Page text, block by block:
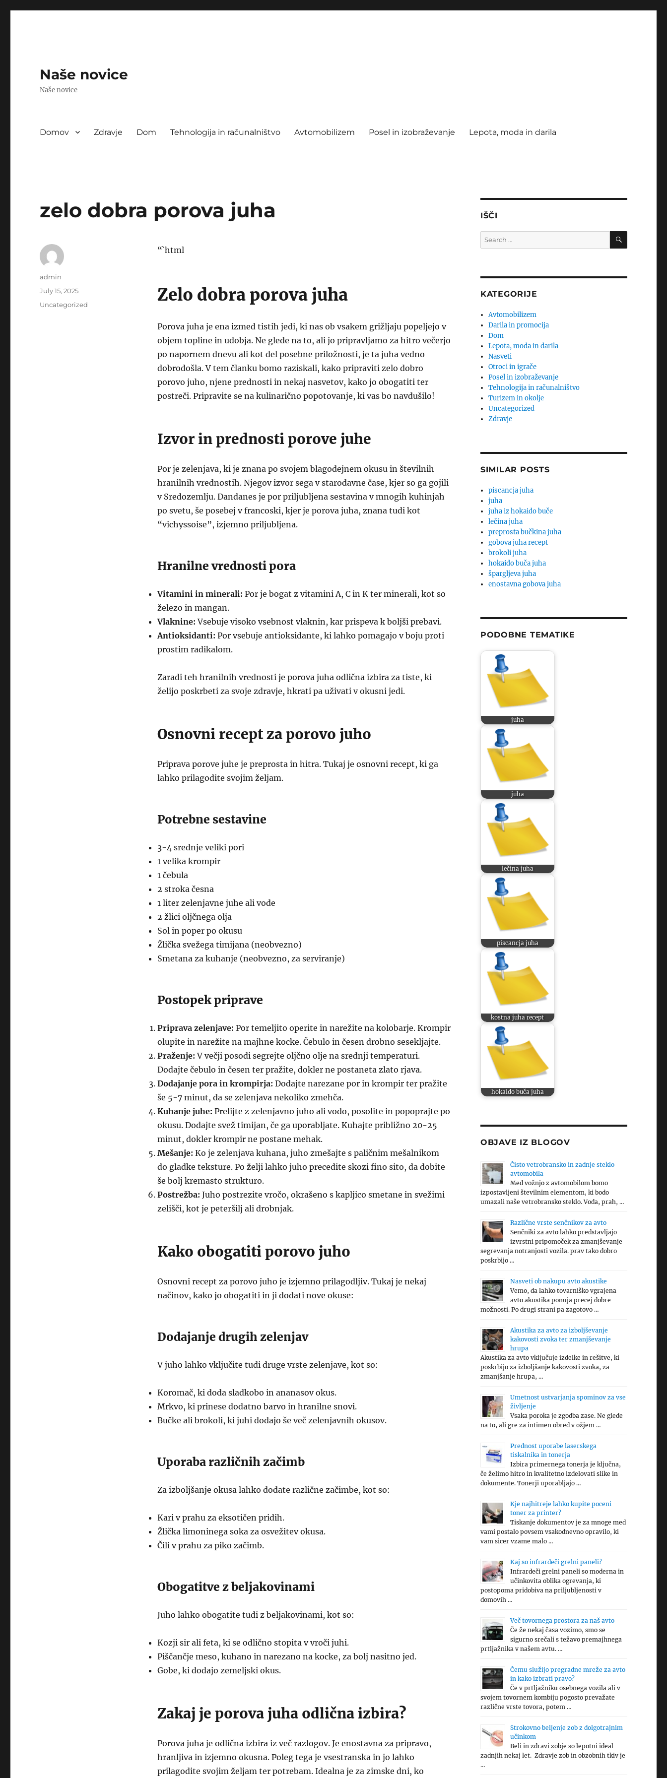
Naše novice
Naše novice
Domov Zdravje Dom Tehnologija in računalništvo Avtomobilizem Posel in izobraževanje Lepota, moda in darila
zelo dobra porova juha
“`html
Zelo dobra porova juha
Porova juha je ena izmed tistih jedi, ki nas ob vsakem grižljaju popeljejo v
objem topline in udobja. Ne glede na to, ali jo pripravljamo za hitro večerjo
po napornem dnevu ali kot del posebne priložnosti, je ta juha vedno
dobrodošla. V tem članku bomo raziskali, kako pripraviti zelo dobro
porovo juho, njene prednosti in nekaj nasvetov, kako jo obogatiti ter
postreči. Pripravite se na kulinarično popotovanje, ki vas bo navdušilo!
Izvor in prednosti porove juhe
Por je zelenjava, ki je znana po svojem blagodejnem okusu in številnih
hranilnih vrednostih. Njegov izvor sega v starodavne čase, kjer so ga gojili
v Sredozemlju. Dandanes je por priljubljena sestavina v mnogih kuhinjah
po svetu, še posebej v francoski, kjer je porova juha, znana tudi kot
“vichyssoise”, izjemno priljubljena.
Hranilne vrednosti pora
Vitamini in minerali: Por je bogat z vitamini A, C in K ter minerali, kot so
železo in mangan.
Vlaknine: Vsebuje visoko vsebnost vlaknin, kar prispeva k boljši prebavi.
Antioksidanti: Por vsebuje antioksidante, ki lahko pomagajo v boju proti
prostim radikalom.
Zaradi teh hranilnih vrednosti je porova juha odlična izbira za tiste, ki
želijo poskrbeti za svoje zdravje, hkrati pa uživati v okusni jedi.
Osnovni recept za porovo juho
Priprava porove juhe je preprosta in hitra. Tukaj je osnovni recept, ki ga
lahko prilagodite svojim željam.
Potrebne sestavine
3-4 srednje veliki pori
1 velika krompir
1 čebula
2 stroka česna
1 liter zelenjavne juhe ali vode
2 žlici oljčnega olja
Sol in poper po okusu
Žlička svežega timijana (neobvezno)
Smetana za kuhanje (neobvezno, za serviranje)
Postopek priprave
Priprava zelenjave: Por temeljito operite in narežite na kolobarje. Krompir
olupite in narežite na majhne kocke. Čebulo in česen drobno sesekljajte.
Praženje: V večji posodi segrejte oljčno olje na srednji temperaturi.
Dodajte čebulo in česen ter pražite, dokler ne postaneta zlato rjava.
Dodajanje pora in krompirja: Dodajte narezane por in krompir ter pražite
še 5-7 minut, da se zelenjava nekoliko zmehča.
Kuhanje juhe: Prelijte z zelenjavno juho ali vodo, posolite in popoprajte po
okusu. Dodajte svež timijan, če ga uporabljate. Kuhajte približno 20-25
minut, dokler krompir ne postane mehak.
Mešanje: Ko je zelenjava kuhana, juho zmešajte s paličnim mešalnikom
do gladke teksture. Po želji lahko juho precedite skozi fino sito, da dobite
še bolj kremasto strukturo.
Postrežba: Juho postrezite vročo, okrašeno s kapljico smetane in svežimi
zelišči, kot je peteršilj ali drobnjak.
Kako obogatiti porovo juho
Osnovni recept za porovo juho je izjemno prilagodljiv. Tukaj je nekaj
načinov, kako jo obogatiti in ji dodati nove okuse:
Dodajanje drugih zelenjav
V juho lahko vključite tudi druge vrste zelenjave, kot so:
Koromač, ki doda sladkobo in ananasov okus.
Mrkvo, ki prinese dodatno barvo in hranilne snovi.
Bučke ali brokoli, ki juhi dodajo še več zelenjavnih okusov.
Uporaba različnih začimb
Za izboljšanje okusa lahko dodate različne začimbe, kot so:
Kari v prahu za eksotičen pridih.
Žlička limoninega soka za osvežitev okusa.
Čili v prahu za piko začimb.
Obogatitve z beljakovinami
Juho lahko obogatite tudi z beljakovinami, kot so:
Kozji sir ali feta, ki se odlično stopita v vroči juhi.
Piščančje meso, kuhano in narezano na kocke, za bolj nasitno jed.
Gobe, ki dodajo zemeljski okus.
Zakaj je porova juha odlična izbira?
Porova juha je odlična izbira iz več razlogov. Je enostavna za pripravo,
hranljiva in izjemno okusna. Poleg tega je vsestranska in jo lahko
prilagodite svojim željam ter potrebam. Idealna je za zimske dni, ko
Author
admin
Posted
July 15, 2025
Categories
Uncategorized
IŠČI
Search
for:
SEARCH
KATEGORIJE
Avtomobilizem
Darila in promocija
Dom
Lepota, moda in darila
Nasveti
Otroci in igrače
Posel in izobraževanje
Tehnologija in računalništvo
Turizem in okolje
Uncategorized
Zdravje
SIMILAR POSTS
piscancja juha
juha
juha iz hokaido buče
lečina juha
preprosta bučkina juha
gobova juha recept
brokoli juha
hokaido buča juha
špargljeva juha
enostavna gobova juha
PODOBNE TEMATIKE
juha
juha
lečina juha
piscancja juha
kostna juha recept
hokaido buča juha
OBJAVE IZ BLOGOV
Čisto vetrobransko in zadnje steklo
avtomobila
Med vožnjo z avtomobilom bomo
izpostavljeni številnim elementom, ki bodo
umazali naše vetrobransko steklo. Voda, prah, …
Različne vrste senčnikov za avto
Senčniki za avto lahko predstavljajo
izvrstni pripomoček za zmanjševanje
segrevanja notranjosti vozila. prav tako dobro
poskrbijo …
Nasveti ob nakupu avto akustike
Vemo, da lahko tovarniško vgrajena
avto akustika ponuja precej dobre
možnosti. Po drugi strani pa zagotovo …
Akustika za avto za izboljševanje
kakovosti zvoka ter zmanjševanje
hrupa
Akustika za avto vključuje izdelke in rešitve, ki
poskrbijo za izboljšanje kakovosti zvoka, za
zmanjšanje hrupa, …
Umetnost ustvarjanja spominov za vse
življenje
Vsaka poroka je zgodba zase. Ne glede
na to, ali gre za intimen obred v ožjem …
Prednost uporabe laserskega
tiskalnika in tonerja
Izbira primernega tonerja je ključna,
če želimo hitro in kvalitetno izdelovati slike in
dokumente. Tonerji uporabljajo …
Kje najhitreje lahko kupite poceni
toner za printer?
Tiskanje dokumentov je za mnoge med
vami postalo povsem vsakodnevno opravilo, ki
vam sicer vzame malo …
Kaj so infrardeči grelni paneli?
Infrardeči grelni paneli so moderna in
učinkovita oblika ogrevanja, ki
postopoma pridobiva na priljubljenosti v
domovih …
Več tovornega prostora za naš avto
Če že nekaj časa vozimo, smo se
sigurno srečali s težavo premajhnega
prtljažnika v našem avtu. …
Čemu služijo pregradne mreže za avto
in kako izbrati pravo?
Če v prtljažniku osebnega vozila ali v
svojem tovornem kombiju pogosto prevažate
različne vrste tovora, potem …
Strokovno beljenje zob z dolgotrajnim
učinkom
Beli in zdravi zobje so lepotni ideal
zadnjih nekaj let. Zdravje zob in obzobnih tkiv je
…